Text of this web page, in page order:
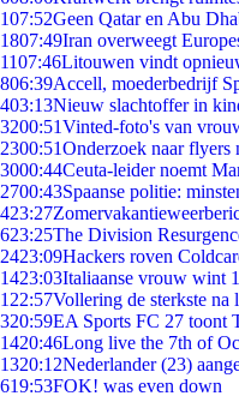
107:52Geen Qatar en Abu
1807:49Iran overweegt
1107:46Litouwen vindt
806:39Accell, moederbedrijf
403:13Nieuw slachtoffer in
3200:51Vinted-foto's van
2300:51Onderzoek naar flyers
3000:44Ceuta-leider noemt
2700:43Spaanse politie:
423:27
623:25The Division
2423:09Hackers roven
1423:03Italiaanse vrouw wint
1 22:57Vollering de sterkste na
320:59EA Sports FC 27 toont
1420:46Long live the 7th of
1320:12Nederlander (23)
619:53FOK! was even down